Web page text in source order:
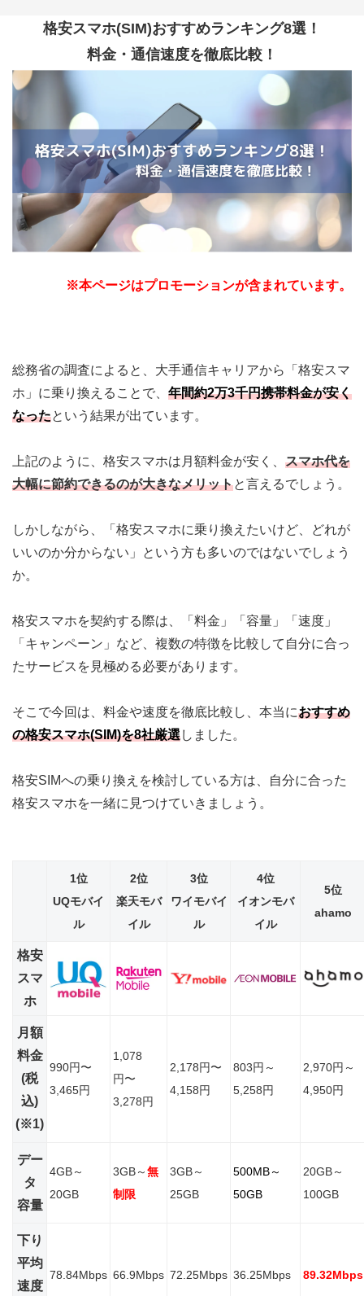
格安スマホ(SIM)おすすめランキング8選！
料金・通信速度を徹底比較！
※本ページはプロモーションが含まれています。
総務省の調査によると、大手通信キャリアから「格安スマ
ホ」に乗り換えることで、 年間約2万3千円携帯料金が安く
なったという結果が出ています。
上記のように、格安スマホは月額料金が安く、 スマホ代を
大幅に節約できるのが大きなメリットと言えるでしょう。
しかしながら、
「格安スマホに乗り換えたいけど、どれが
いいのか分からない」
という方も多いのではないでしょう
か。
格安スマホを契約する際は、「料金」「容量」「速度」
「キャンペーン」など、 複数の特徴を比較して自分に合っ
たサービスを見極める必要があります。
そこで今回は、 料金や速度を徹底比較 し、本当におすすめ
の格安スマホ(SIM)を8社厳選しました。
格安SIMへの乗り換えを検討している方は、自分に合った
格安スマホを一緒に見つけていきましょう。
1位
UQモバイ
ル
2位
楽天モバ
イル
3位
ワイモバイ
ル
4位
イオンモバ
イル
5位
ahamo
格安
スマ
ホ
月額
料金
(税
込)
(※1)
990円〜
3,465円
1,078
円〜
3,278円
2,178円〜
4,158円
803円～
5,258円
2,970円～
4,950円
デー
タ
容量
4GB～
20GB
3GB～無
制限
3GB～
25GB
500MB～
50GB
20GB～
100GB
下り
平均
速度
78.84Mbps 66.9Mbps 72.25Mbps 36.25Mbps 89.32Mbps